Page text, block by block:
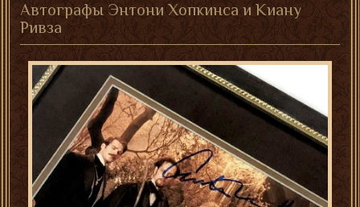
Автографы Энтони Хопкинса и Киану
Ривза